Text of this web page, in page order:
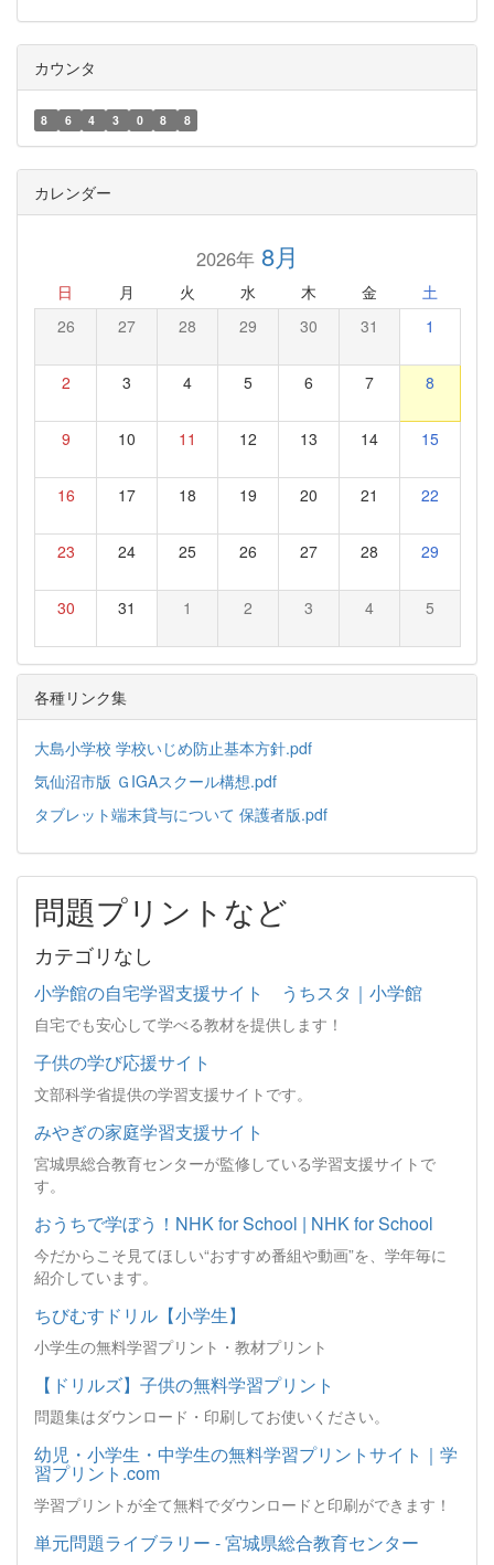
カウンタ
8 6 4 3 0 8 8
カレンダー
2026年8月
日 月 火 水 木 金 土
26 27 28 29 30 31 1
2 3 4 5 6 7 8
9 10 11 12 13 14 15
16 17 18 19 20 21 22
23 24 25 26 27 28 29
30 31 1 2 3 4 5
各種リンク集
大島小学校 学校いじめ防止基本方針.pdf
気仙沼市版 ＧIGAスクール構想.pdf
タブレット端末貸与について 保護者版.pdf
問題プリントなど
カテゴリなし
小学館の自宅学習支援サイト うちスタ｜小学館
自宅でも安心して学べる教材を提供します！
子供の学び応援サイト
文部科学省提供の学習支援サイトです。
みやぎの家庭学習支援サイト
宮城県総合教育センターが監修している学習支援サイトで
す。
おうちで学ぼう！NHK for School | NHK for School
今だからこそ見てほしい“おすすめ番組や動画”を、学年毎に
紹介しています。
ちびむすドリル【小学生】
小学生の無料学習プリント・教材プリント
【ドリルズ】子供の無料学習プリント
問題集はダウンロード・印刷してお使いください。
幼児・小学生・中学生の無料学習プリントサイト｜学
習プリント.com
学習プリントが全て無料でダウンロードと印刷ができます！
単元問題ライブラリー - 宮城県総合教育センター